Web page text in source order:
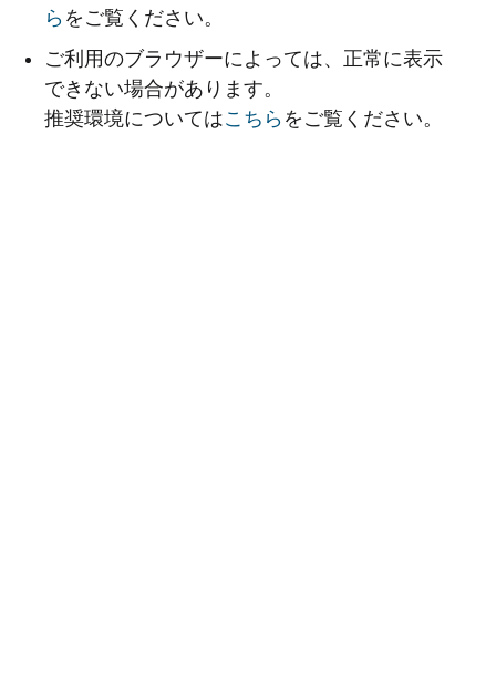
ら をご覧ください。
ご利用のブラウザーによっては、正常に表示
できない場合があります。
推奨環境についてはこちら をご覧ください。